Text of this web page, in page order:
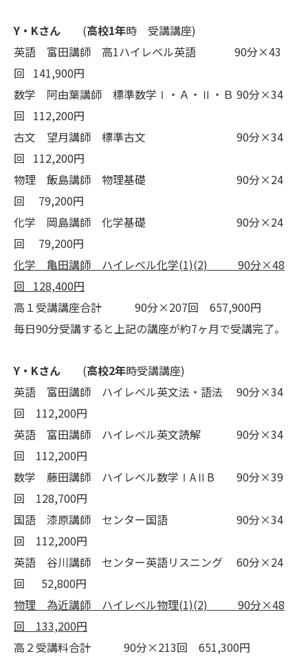
Y・Kさん (高校1年時 受講講座)
英語 富田講師 高1ハイレベル英語 90分×43
回 141,900円
数学 阿由葉講師 標準数学Ⅰ・Ａ・Ⅱ・Ｂ 90分×34
回 112,200円
古文 望月講師 標準古文 90分×34
回 112,200円
物理 飯島講師 物理基礎 90分×24
回 79,200円
化学 岡島講師 化学基礎 90分×24
回 79,200円
化学 亀田講師 ハイレベル化学(1)(2) 90分×48
回 128,400円
高１受講講座合計 90分×207回 657,900円
毎日90分受講すると上記の講座が約7ヶ月で受講完了。
Y・Kさん (高校2年時受講講座)
英語 富田講師 ハイレベル英文法・語法 90分×34
回 112,200円
英語 富田講師 ハイレベル英文読解 90分×34
回 112,200円
数学 藤田講師 ハイレベル数学ⅠAⅡB 90分×39
回 128,700円
国語 漆原講師 センター国語 90分×34
回 112,200円
英語 谷川講師 センター英語リスニング 60分×24
回 52,800円
物理 為近講師 ハイレベル物理(1)(2) 90分×48
回 133,200円
高２受講料合計 90分×213回 651,300円